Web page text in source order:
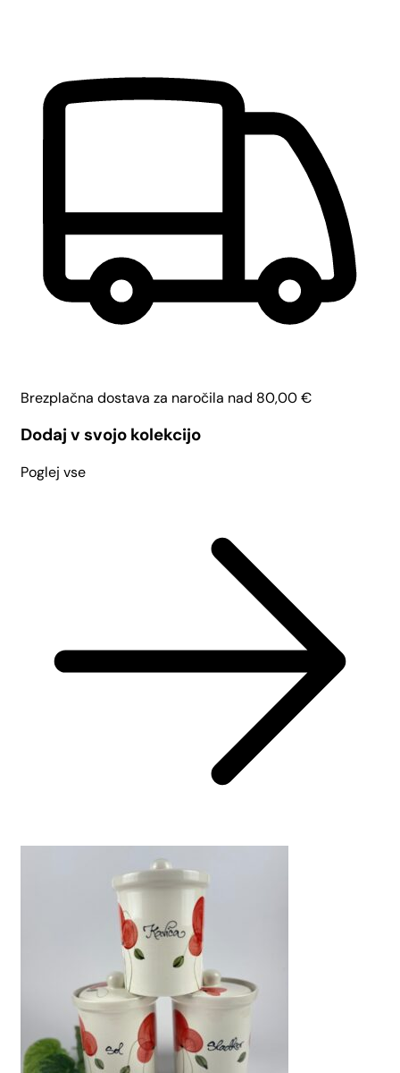
Brezplačna dostava za naročila nad 80,00€
Dodaj v svojo kolekcijo
Poglej vse